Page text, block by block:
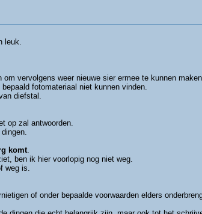
leuk.
vervolgens weer nieuwe sier ermee te kunnen
fotomateriaal niet kunnen vinden.
diefstal.
op zal antwoorden.
komt.
ben ik hier voorlopig nog niet weg.
weg is.
of onder bepaalde voorwaarden elders